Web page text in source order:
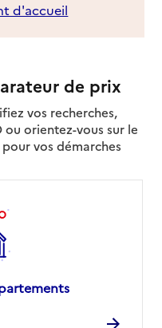
d'accueil
de prix
vos recherches,
ou orientez-vous sur le
vos démarches